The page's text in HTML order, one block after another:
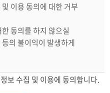
이용 동의에 대한 거부
동의를 하지 않으실
의 불이익이 발생하게
보 수집 및 이용에 동의합니다.